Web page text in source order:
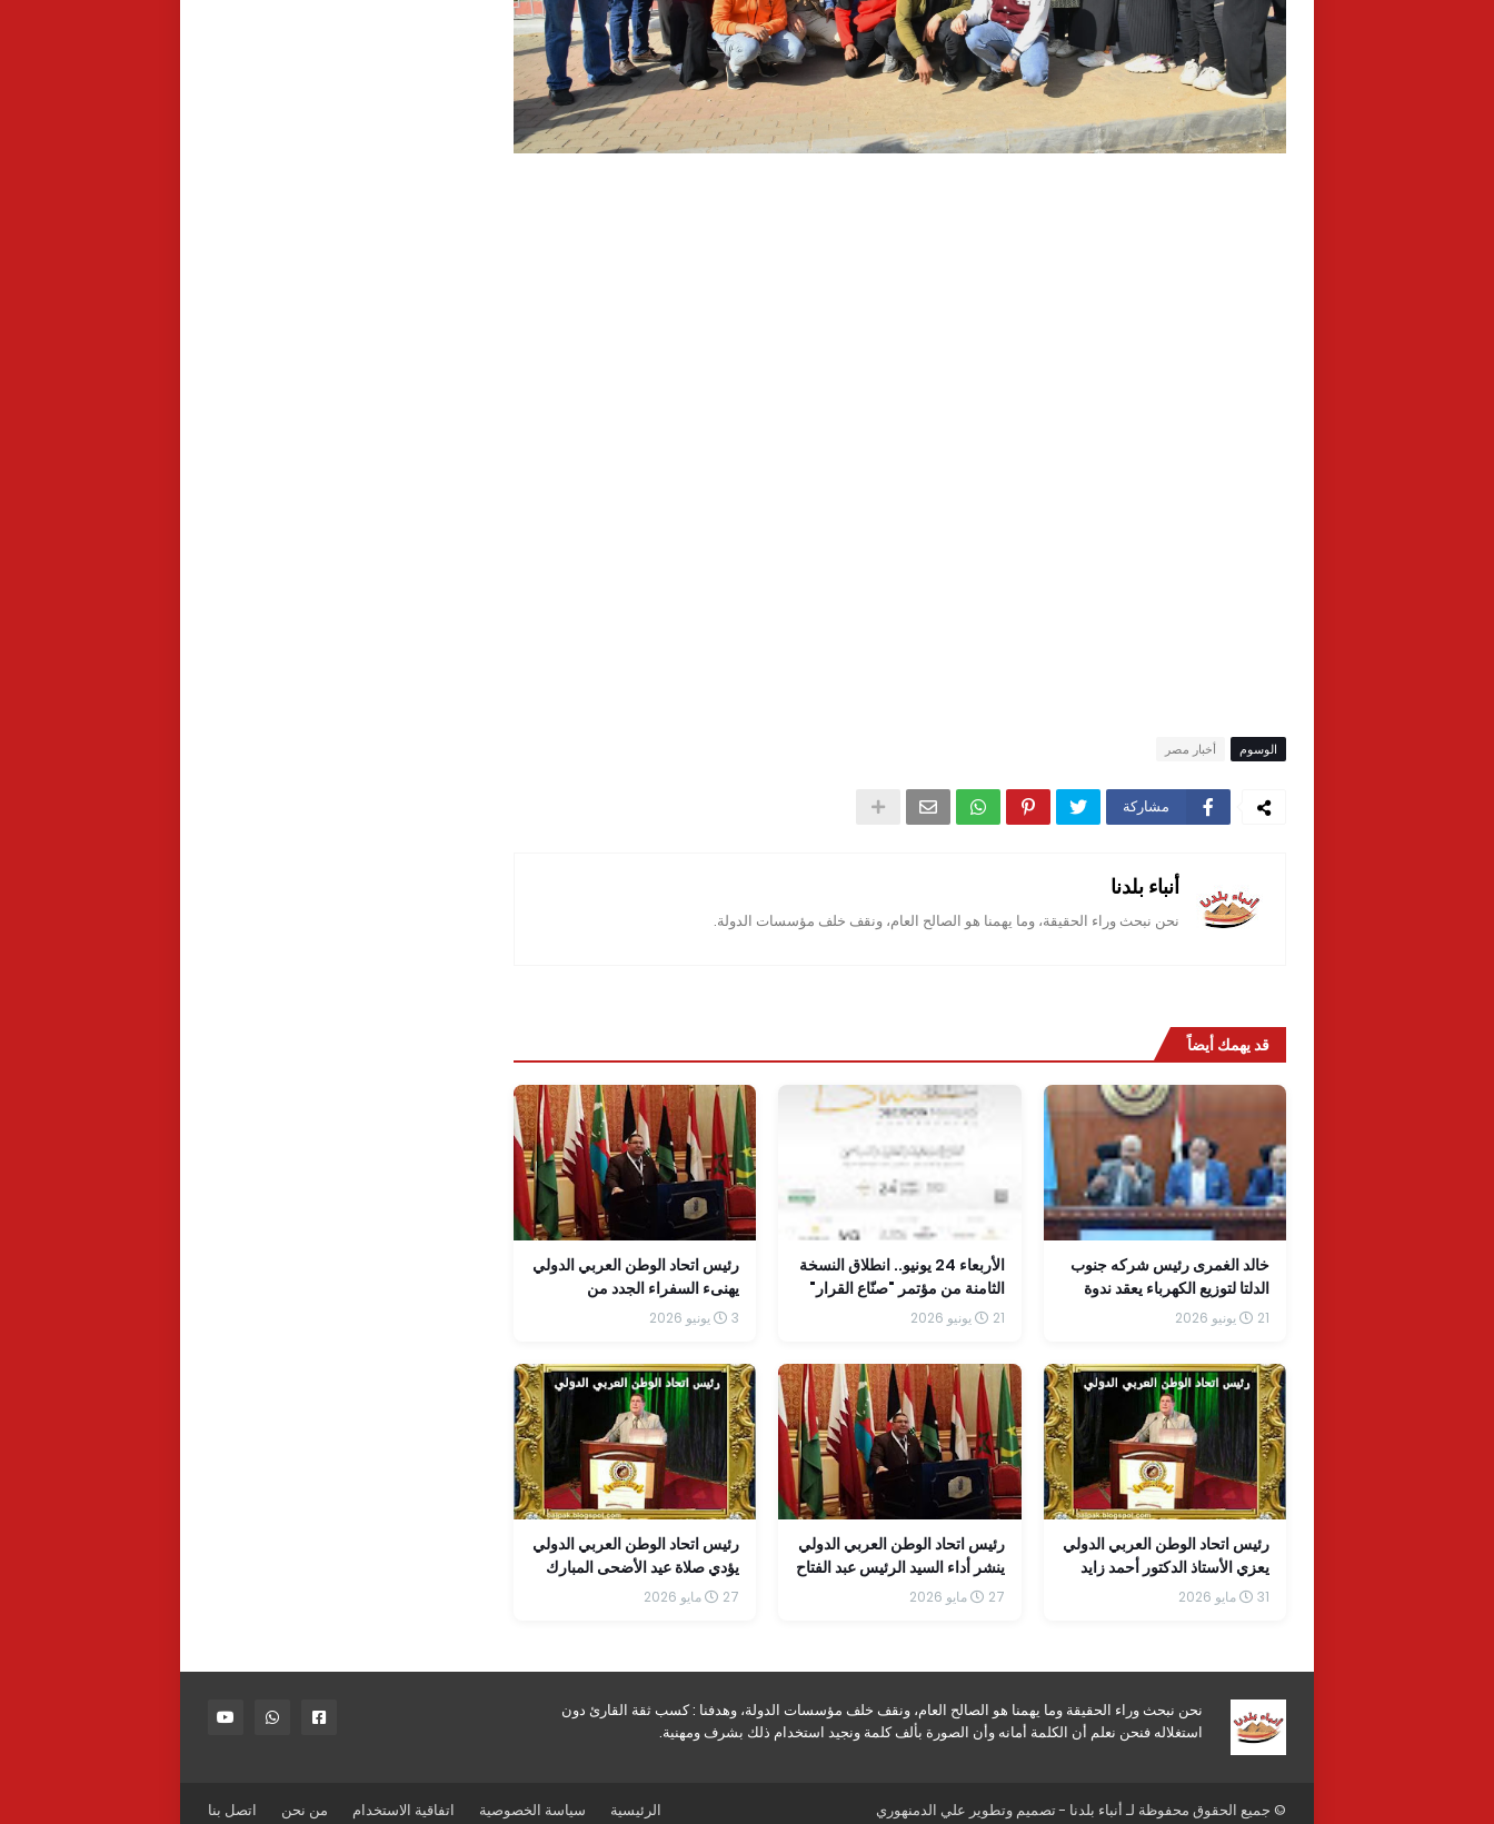
الوسوم أخبار مصر
مشاركة
أنباء بلدنا
نحن نبحث وراء الحقيقة، وما يهمنا هو الصالح العام، ونقف خلف مؤسسات الدولة.
قد يهمك أيضاً
خالد الغمرى رئيس شركه جنوب
الدلتا لتوزيع الكهرباء يعقد ندوة
توعية لماموري الضبط القضائي
21 يونيو 2026
الأربعاء 24 يونيو.. انطلاق النسخة
الثامنة من مؤتمر "صنّاع القرار"
بالمتحف المصري الكبير لمناقشة
21 يونيو 2026
رئيس اتحاد الوطن العربي الدولي
يهنىء السفراء الجدد من
جمهورية مصر العربية لدى دول
3 يونيو 2026
رئيس اتحاد الوطن العربي الدولي
يعزي الأستاذ الدكتور أحمد زايد
مدير مكتبة الإسكندرية في وفاة
31 مايو 2026
رئيس اتحاد الوطن العربي الدولي
ينشر أداء السيد الرئيس عبد الفتاح
السيسي، صباح اليوم، صلاة عيد
27 مايو 2026
رئيس اتحاد الوطن العربي الدولي
يؤدي صلاة عيد الأضحى المبارك
بمسجد القائد إبراهيم بالإسكندرية
27 مايو 2026
نحن نبحث وراء الحقيقة وما يهمنا هو الصالح العام، ونقف خلف مؤسسات الدولة، وهدفنا : كسب ثقة القارئ دون
استغلاله فنحن نعلم أن الكلمة أمانه وأن الصورة بألف كلمة ونجيد استخدام ذلك بشرف ومهنية.
© جميع الحقوق محفوظة لـ أنباء بلدنا - تصميم وتطوير علي الدمنهوري الرئيسية سياسة الخصوصية اتفاقية الاستخدام من نحن اتصل بنا